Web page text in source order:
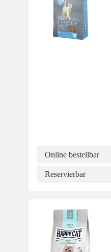
Online bestellbar
Reservierbar